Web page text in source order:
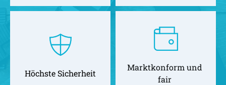
Höchste Sicherheit
Marktkonform und
fair